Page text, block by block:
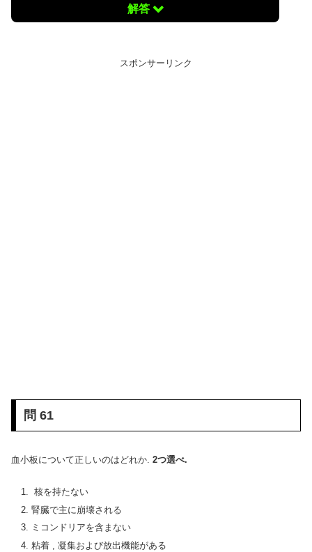
解答
スポンサーリンク
問 61
血小板について正しいのはどれか. 2つ選べ.
核を持たない
腎臓で主に崩壊される
ミコンドリアを含まない
粘着 , 凝集および放出機能がある